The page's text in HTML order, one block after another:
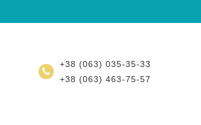
+38 (063) 035-35-33
+38 (063) 463-75-57